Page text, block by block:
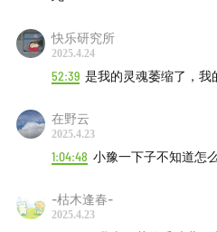
Kashner）/南希·勋伯格（
秋文译，世界图书出版公司|后
《本色陈冲》，严歌苓著，春
《变形记》（Die Verwandlung
（Franz Kafka）著
快乐研究所
2025.4.24
52:39 是我的灵魂萎缩了，我
在野云
2025.4.23
1:04:48 小豫一下子不知道怎
-枯木逢春-
2025.4.23